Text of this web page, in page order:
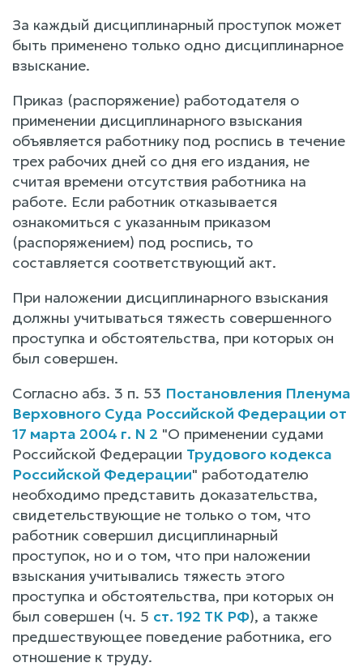
За каждый дисциплинарный проступок может
быть применено только одно дисциплинарное
взыскание.
Приказ (распоряжение) работодателя о
применении дисциплинарного взыскания
объявляется работнику под роспись в течение
трех рабочих дней со дня его издания, не
считая времени отсутствия работника на
работе. Если работник отказывается
ознакомиться с указанным приказом
(распоряжением) под роспись, то
составляется соответствующий акт.
При наложении дисциплинарного взыскания
должны учитываться тяжесть совершенного
проступка и обстоятельства, при которых он
был совершен.
Согласно абз. 3 п. 53 Постановления Пленума
Верховного Суда Российской Федерации от
17 марта 2004 г. N 2 "О применении судами
Российской Федерации Трудового кодекса
Российской Федерации" работодателю
необходимо представить доказательства,
свидетельствующие не только о том, что
работник совершил дисциплинарный
проступок, но и о том, что при наложении
взыскания учитывались тяжесть этого
проступка и обстоятельства, при которых он
был совершен (ч. 5 ст. 192 ТК РФ), а также
предшествующее поведение работника, его
отношение к труду.